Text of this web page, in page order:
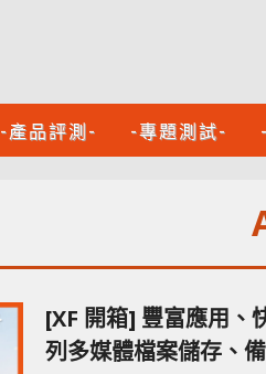
-產品評測- -專題測試-
[XF 開箱] 豐富應用、
列多媒體檔案儲存、